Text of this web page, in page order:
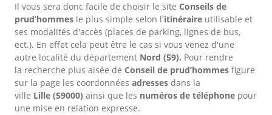
Il vous sera donc facile de choisir le site Conseils de
prud’hommes le plus simple selon l'itinéraire utilisable et
ses modalités d'accès (places de parking, lignes de bus,
ect.). En effet cela peut être le cas si vous venez d'une
autre localité du département Nord (59). Pour rendre
la recherche plus aisée de Conseil de prud’hommes figure
sur la page les coordonnées adresses dans la
ville Lille (59000) ainsi que les numéros de téléphone pour
une mise en relation expresse.